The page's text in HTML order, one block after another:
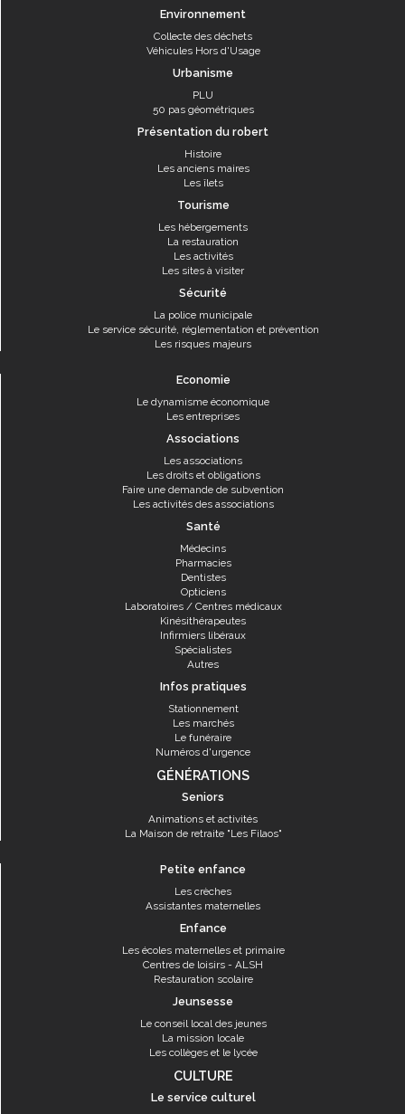
Environnement
Collecte des déchets
Véhicules Hors d'Usage
Urbanisme
PLU
50 pas géométriques
Présentation du robert
Histoire
Les anciens maires
Les îlets
Tourisme
Les hébergements
La restauration
Les activités
Les sites à visiter
Sécurité
La police municipale
Le service sécurité, réglementation et prévention
Les risques majeurs
Economie
Le dynamisme économique
Les entreprises
Associations
Les associations
Les droits et obligations
Faire une demande de subvention
Les activités des associations
Santé
Médecins
Pharmacies
Dentistes
Opticiens
Laboratoires / Centres médicaux
Kinésithérapeutes
Infirmiers libéraux
Spécialistes
Autres
Infos pratiques
Stationnement
Les marchés
Le funéraire
Numéros d'urgence
GÉNÉRATIONS
Seniors
Animations et activités
La Maison de retraite "Les Filaos"
Petite enfance
Les crèches
Assistantes maternelles
Enfance
Les écoles maternelles et primaire
Centres de loisirs - ALSH
Restauration scolaire
Jeunsesse
Le conseil local des jeunes
La mission locale
Les collèges et le lycée
CULTURE
Le service culturel